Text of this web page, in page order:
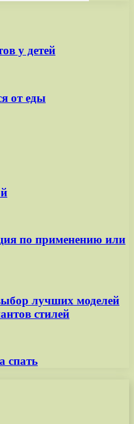
у детей
от еды
по применению или
лучших моделей
стилей
спать